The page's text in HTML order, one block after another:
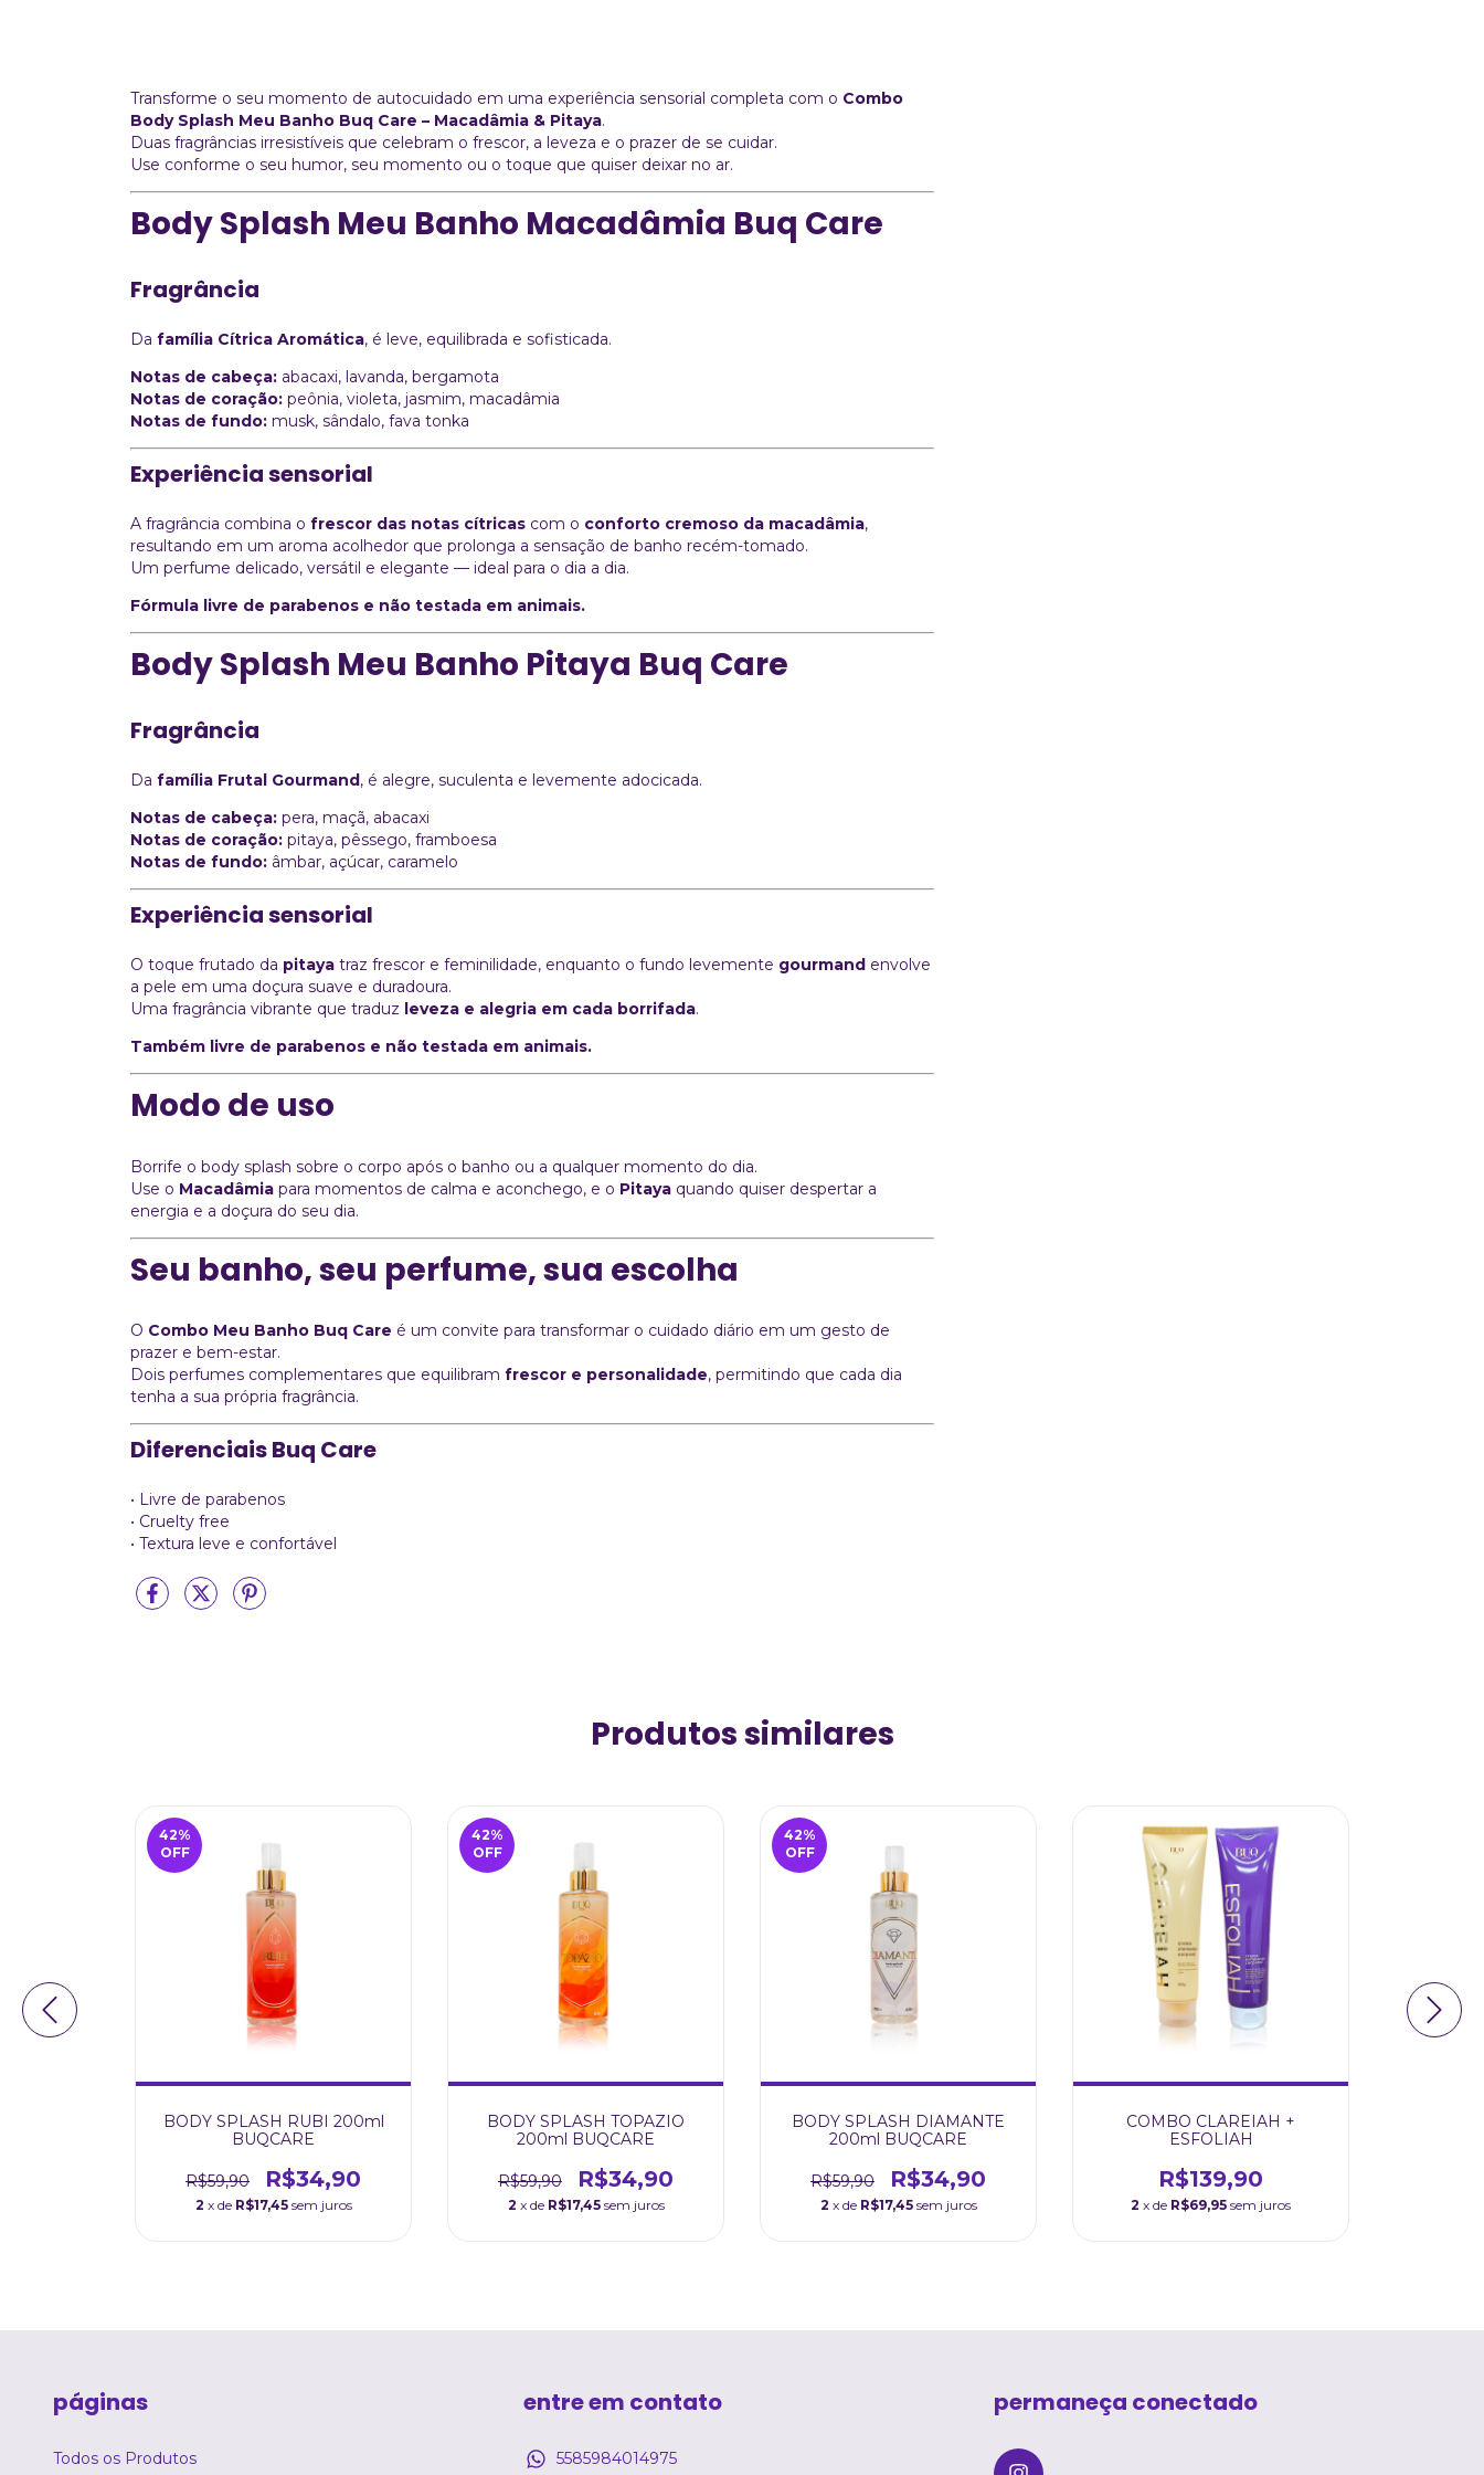
Transforme o seu momento de autocuidado em uma experiência sensorial completa com o Combo
Body Splash Meu Banho Buq Care – Macadâmia & Pitaya.
Duas fragrâncias irresistíveis que celebram o frescor, a leveza e o prazer de se cuidar.
Use conforme o seu humor, seu momento ou o toque que quiser deixar no ar.
Body Splash Meu Banho Macadâmia Buq Care
Fragrância
Da família Cítrica Aromática, é leve, equilibrada e sofisticada.
Notas de cabeça: abacaxi, lavanda, bergamota
Notas de coração: peônia, violeta, jasmim, macadâmia
Notas de fundo: musk, sândalo, fava tonka
Experiência sensorial
A fragrância combina o frescor das notas cítricas com o conforto cremoso da macadâmia,
resultando em um aroma acolhedor que prolonga a sensação de banho recém-tomado.
Um perfume delicado, versátil e elegante — ideal para o dia a dia.
Fórmula livre de parabenos e não testada em animais.
Body Splash Meu Banho Pitaya Buq Care
Fragrância
Da família Frutal Gourmand , é alegre, suculenta e levemente adocicada.
Notas de cabeça: pera, maçã, abacaxi
Notas de coração: pitaya, pêssego, framboesa
Notas de fundo: âmbar, açúcar, caramelo
Experiência sensorial
O toque frutado da pitaya traz frescor e feminilidade, enquanto o fundo levemente gourmand envolve
a pele em uma doçura suave e duradoura.
Uma fragrância vibrante que traduz leveza e alegria em cada borrifada.
Também livre de parabenos e não testada em animais.
Modo de uso
Borrife o body splash sobre o corpo após o banho ou a qualquer momento do dia.
Use o Macadâmia para momentos de calma e aconchego, e o Pitaya quando quiser despertar a
energia e a doçura do seu dia.
Seu banho, seu perfume, sua escolha
O Combo Meu Banho Buq Care é um convite para transformar o cuidado diário em um gesto de
prazer e bem-estar.
Dois perfumes complementares que equilibram frescor e personalidade, permitindo que cada dia
tenha a sua própria fragrância.
Diferenciais Buq Care
• Livre de parabenos
• Cruelty free
• Textura leve e confortável
Produtos similares
42%
OFF
BODY SPLASH RUBI 200ml
BUQCARE
R$59,90 R$34,90
2 x de R$17,45 sem juros
42%
OFF
BODY SPLASH TOPAZIO
200ml BUQCARE
R$59,90 R$34,90
2 x de R$17,45 sem juros
42%
OFF
BODY SPLASH DIAMANTE
200ml BUQCARE
R$59,90 R$34,90
2 x de R$17,45 sem juros
COMBO CLAREIAH +
ESFOLIAH
R$139,90
2 x de R$69,95 sem juros
páginas
Todos os Produtos
entre em contato
5585984014975
permaneça conectado